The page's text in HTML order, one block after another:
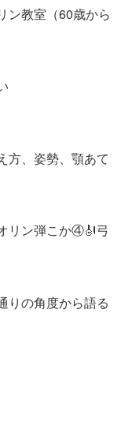
ン教室（60歳から
方、姿勢、顎あて
リン弾こか④🎻弓
りの角度から語る